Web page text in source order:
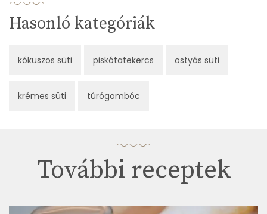
Hasonló kategóriák
kókuszos süti piskótatekercs ostyás süti
krémes süti túrógombóc
További receptek